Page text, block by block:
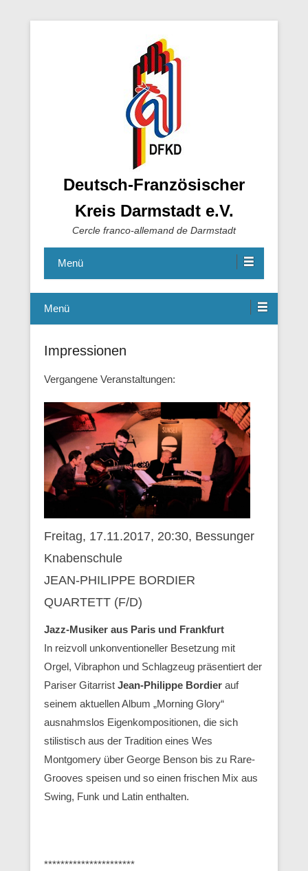
Deutsch-Französischer
Kreis Darmstadt e.V.
Cercle franco-allemand de Darmstadt
Menü
Menü
Impressionen
Vergangene Veranstaltungen:
Freitag, 17.11.2017, 20:30, Bessunger
Knabenschule
JEAN-PHILIPPE BORDIER
QUARTETT (F/D)
Jazz-Musiker aus Paris und Frankfurt
In reizvoll unkonventioneller Besetzung mit
Orgel, Vibraphon und Schlagzeug präsentiert der
Pariser Gitarrist Jean-Philippe Bordier auf
seinem aktuellen Album „Morning Glory“
ausnahmslos Eigenkompositionen, die sich
stilistisch aus der Tradition eines Wes
Montgomery über George Benson bis zu Rare-
Grooves speisen und so einen frischen Mix aus
Swing, Funk und Latin enthalten.
**********************